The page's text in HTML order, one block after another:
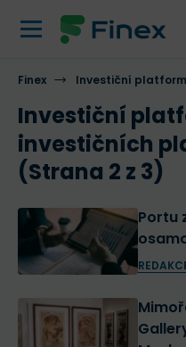
Finex Investiční
Investiční
investičních
(Strana 2 z 3)
Portu